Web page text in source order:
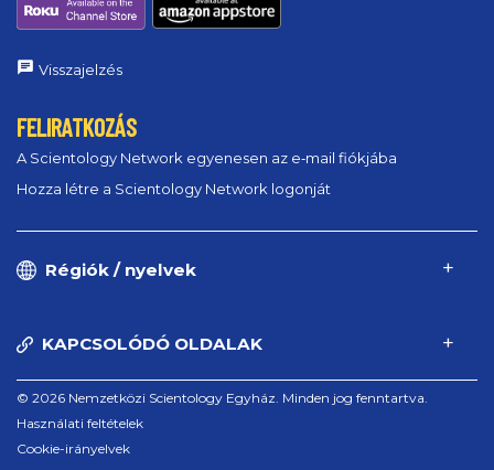
Visszajelzés
FELIRATKOZÁS
A Scientology Network egyenesen az e‑mail fiókjába
Hozza létre a Scientology Network logonját
Régiók / nyelvek
KAPCSOLÓDÓ OLDALAK
© 2026 Nemzetközi Scientology Egyház. Minden jog fenntartva.
Használati feltételek
Cookie-irányelvek